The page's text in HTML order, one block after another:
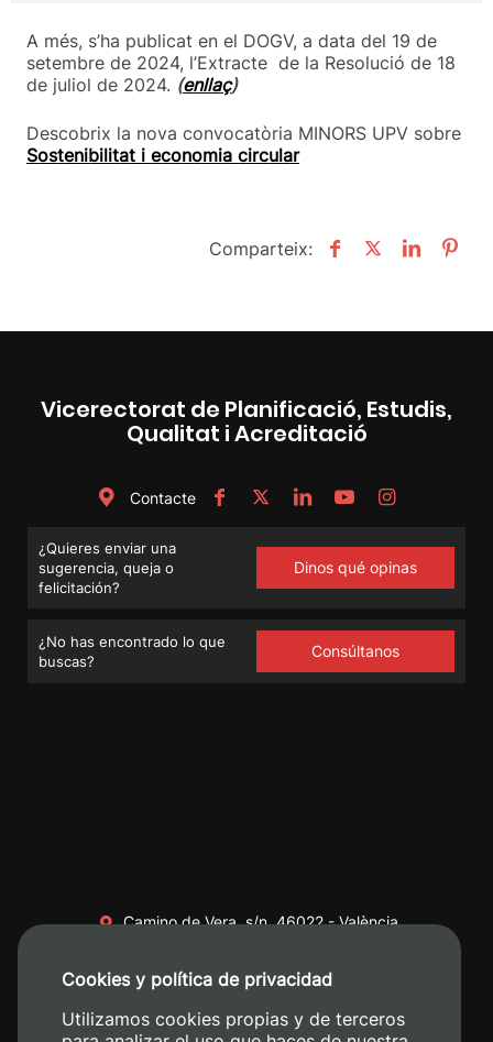
A més, s’ha publicat en el DOGV, a data del 19 de
setembre de 2024, l’Extracte de la Resolució de 18
de juliol de 2024. (enllaç)
Descobrix la nova convocatòria MINORS UPV sobre
Sostenibilitat i economia circular
Comparteix:
Vicerectorat de Planificació, Estudis,
Qualitat i Acreditació
Contacte
¿Quieres enviar una
sugerencia, queja o
felicitación?
Dinos qué opinas
¿No has encontrado lo que
buscas?
Consúltanos
Camino de Vera, s/n. 46022 - València
+34 620 04 00 50
Cookies y política de privacidad
Utilizamos cookies propias y de terceros